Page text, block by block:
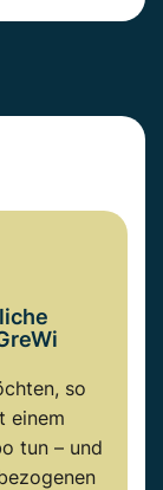
so
einem
tun – und